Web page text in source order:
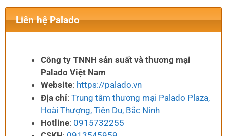
Liên hệ Palado
Công ty TNNH sản suất và thương mại
Palado Việt Nam
Website: https://palado.vn
Địa chỉ: Trung tâm thương mại Palado Plaza,
Hoài Thượng, Tiên Du, Bắc Ninh
Hotline: 0915732255